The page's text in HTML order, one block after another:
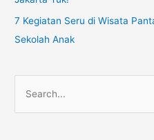
7 Kegiatan Seru di Wisata
Sekolah Anak
a